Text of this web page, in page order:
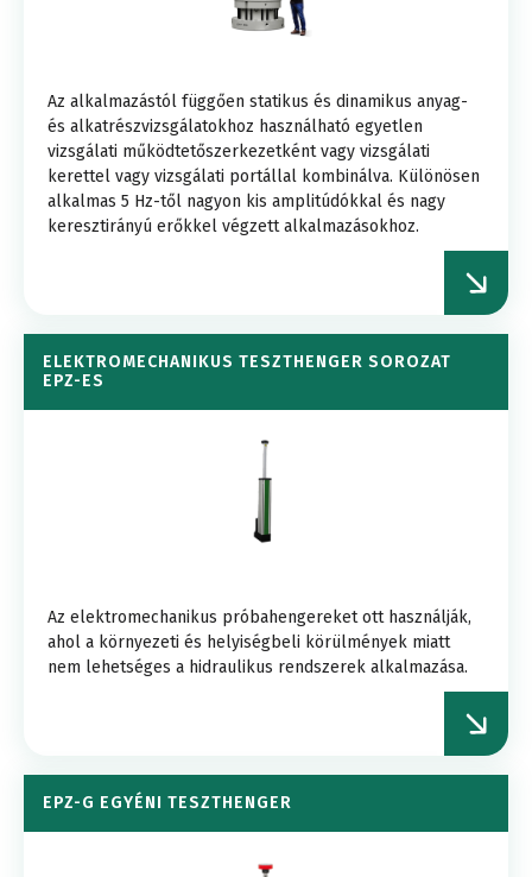
Az alkalmazástól függően statikus és dinamikus anyag-
és alkatrészvizsgálatokhoz használható egyetlen
vizsgálati működtetőszerkezetként vagy vizsgálati
kerettel vagy vizsgálati portállal kombinálva. Különösen
alkalmas 5 Hz-től nagyon kis amplitúdókkal és nagy
keresztirányú erőkkel végzett alkalmazásokhoz.
ELEKTROMECHANIKUS TESZTHENGER SOROZAT
EPZ-ES
Az elektromechanikus próbahengereket ott használják,
ahol a környezeti és helyiségbeli körülmények miatt
nem lehetséges a hidraulikus rendszerek alkalmazása.
EPZ-G EGYÉNI TESZTHENGER